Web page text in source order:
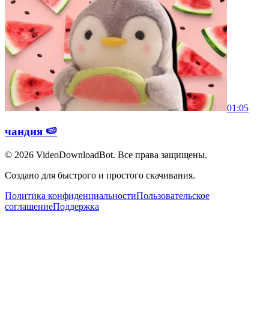
01:05
чандия 🍉
© 2026 VideoDownloadBot. Все права защищены.
Создано для быстрого и простого скачивания.
Политика конфиденциальностиПользовательское
соглашениеПоддержка